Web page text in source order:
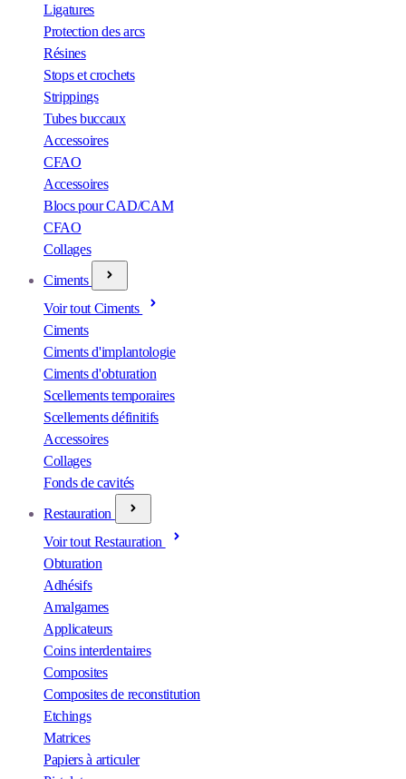
Ligatures
Protection des arcs
Résines
Stops et crochets
Strippings
Tubes buccaux
Accessoires
CFAO
Accessoires
Blocs pour CAD/CAM
CFAO
Collages
Ciments
Voir tout Ciments
Ciments
Ciments d'implantologie
Ciments d'obturation
Scellements temporaires
Scellements définitifs
Accessoires
Collages
Fonds de cavités
Restauration
Voir tout Restauration
Obturation
Adhésifs
Amalgames
Applicateurs
Coins interdentaires
Composites
Composites de reconstitution
Etchings
Matrices
Papiers à articuler